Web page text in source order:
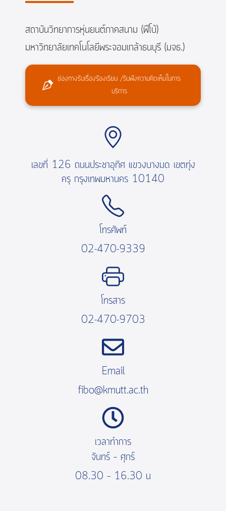
สถาบันวิทยาการหุ่นยนต์ภาคสนาม (ฟีโบ้)
มหาวิทยาลัยเทคโนโลยีพระจอมเกล้าธนบุรี (มจธ.)
ช่องทางรับเรื่องร้องเรียน /รับฟังความคิดเห็นในการ
บริการ
เลขที่ 126 ถนนประชาอุทิศ แขวงบางมด เขตทุ่ง
ครุ กรุงเทพมหานคร 10140
โทรศัพท์
02-470-9339
โทรสาร
02-470-9703
Email
fibo@kmutt.ac.th
เวลาทำการ
จันทร์ – ศุกร์
08.30 – 16.30 น